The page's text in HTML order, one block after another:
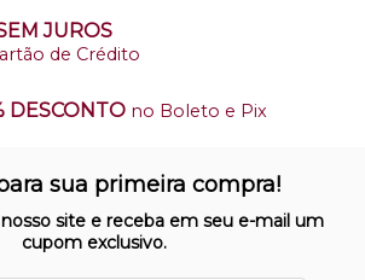
JUROS
de Crédito
DESCONTO no Boleto e Pix
site opera em ambiente
sua primeira compra!
site e receba em seu e-mail um
cupom exclusivo.